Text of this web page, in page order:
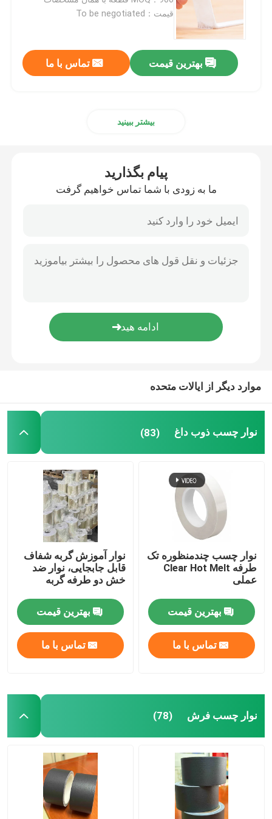
نوار فوم دو طرفه
نوار چسب آزاد کننده کشش
نوارهای نصب صفحه فلکسوگرافی
نوار انتقال چسب
نوار چسب قابل جدا شدن
نوار چسب حساس به فشار
چوب چسب داغ ذوب
قیمت：To be negotiated
بهترین قیمت تماس با ما
بیشتر ببینید
پیام بگذارید
ما به زودی با شما تماس خواهیم گرفت
موارد دیگر از ایالات متحده
نوار چسب ذوب داغ (83)
نوار چسب چندمنظوره تک
طرفه Clear Hot Melt
عملی
بهترین قیمت
تماس با ما
نوار آموزش گربه شفاف
قابل جابجایی، نوار ضد
خش دو طرفه گربه
بهترین قیمت
تماس با ما
نوار چسب فرش (78)